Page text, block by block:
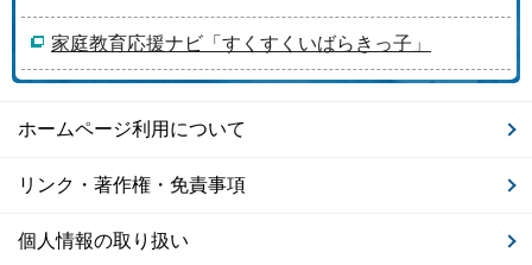
家庭教育応援ナビ「すくすくいばらきっ子」
ホームページ利用について
リンク・著作権・免責事項
個人情報の取り扱い